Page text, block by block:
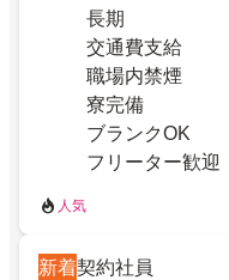
長期
交通費支給
職場内禁煙
寮完備
ブランクOK
フリーター歓迎
人気
新着契約社員